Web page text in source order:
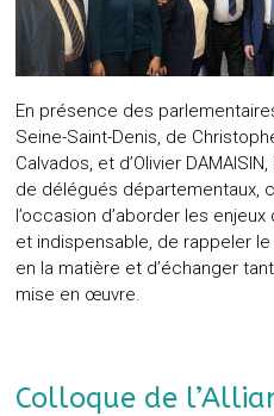
En présence des
Seine-Saint-Denis, de
Calvados, et d’Olivier
de délégués départementaux,
l’occasion d’aborder les
et indispensable, de rappeler
en la matière et d’échanger
mise en œuvre.
Colloque de